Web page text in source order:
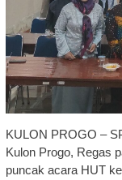
KULON PROGO –
Kulon Progo, Regas
puncak acara HUT